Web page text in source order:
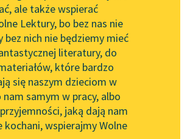
czytających
API
OAI-PMH
Widget Wolnych Lektur
Przypisy
ale także wspierać
Lektury, bo bez nas nie
bez nich nie będziemy mieć
literatury, do
które bardzo
się naszym dzieciom w
nam samym w pracy, albo
jaką dają nam
kochani, wspierajmy Wolne